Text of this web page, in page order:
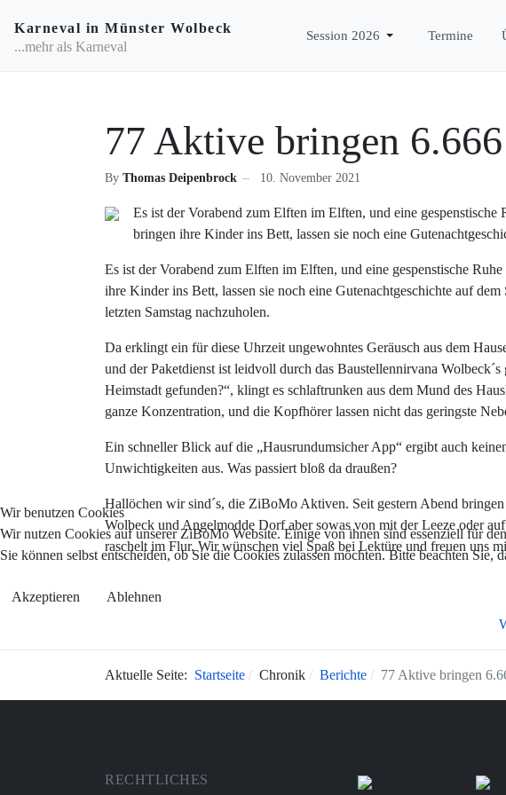
Karneval in Münster Wolbeck
...mehr als Karneval
Session 2026 Termine
77 Aktive bringen
By Thomas Deipenbrock 10. November 2021
Es ist der Vorabend zum Elften im Elften, und eine
bringen ihre Kinder ins Bett, lassen sie noch eine
Es ist der Vorabend zum Elften im Elften, und eine gespenstische
ihre Kinder ins Bett, lassen sie noch eine Gutenachtgeschichte auf
letzten Samstag nachzuholen.
Da erklingt ein für diese Uhrzeit ungewohntes Geräusch aus dem
und der Paketdienst ist leidvoll durch das Baustellennirvana
Heimstadt gefunden?“, klingt es schlaftrunken aus dem Mund des
ganze Konzentration, und die Kopfhörer lassen nicht das geringste
Ein schneller Blick auf die „Hausrundumsicher App“ ergibt auch
Unwichtigkeiten aus. Was passiert bloß da draußen?
Hallöchen wir sind´s, die ZiBoMo Aktiven. Seit gestern Abend
Wolbeck und Angelmodde Dorf aber sowas von mit der Leeze oder
raschelt im Flur. Wir wünschen viel Spaß bei Lektüre und freuen uns
Aktuelle Seite: Startseite Chronik Berichte 77 Aktive bringen
RECHTLICHES
Wir benutzen Cookies
Wir nutzen Cookies auf unserer ZiBoMo Website. Einige von ihnen sind essenziell für
Sie können selbst entscheiden, ob Sie die Cookies zulassen möchten. Bitte beachten
Akzeptieren
Ablehnen